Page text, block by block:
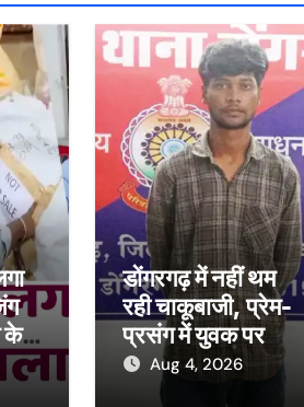
के
डोंगरगढ़ में नहीं थम
रही चाकूबाजी, प्रेम-
प्रसंग में युवक पर
हमलाAug 4, 2026